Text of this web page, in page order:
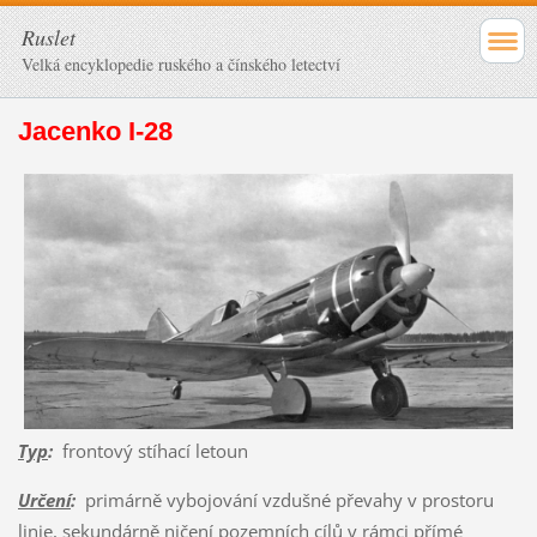
Ruslet
Velká encyklopedie ruského a čínského letectví
Jacenko I-28
Typ:frontový stíhací letoun
Určení:primárně vybojování vzdušné převahy v prostoru
linie, sekundárně ničení pozemních cílů v rámci přímé